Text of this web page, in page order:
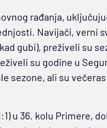
rađanja,
Navijači, verni
gubi), preživeli su
su godine u
sezone, ali su
u 36. kolu Primere,